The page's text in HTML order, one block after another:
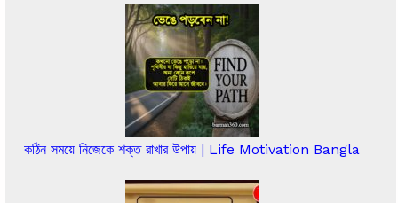
কঠিন সময়ে নিজেকে শক্ত রাখার উপায় | Life Motivation Bangla